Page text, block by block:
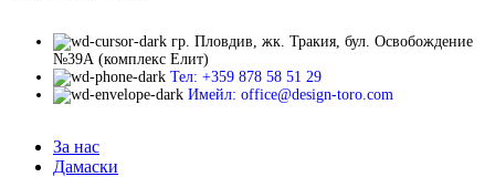
гр. Пловдив, жк. Тракия, бул. Освобождение
№39А (комплекс Елит)
Тел: +359 878 58 51 29
Имейл: office@design-toro.com
За нас
Дамаски